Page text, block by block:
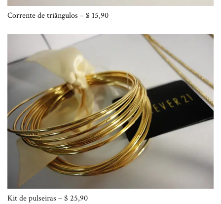
Corrente de triângulos – $ 15,90
Kit de pulseiras – $ 25,90